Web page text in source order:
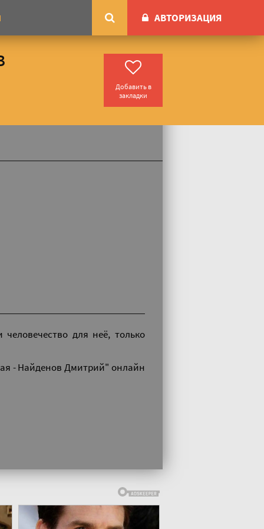
АВТОРИЗАЦИЯ
Добавить в
закладки
для неё, только
- Найденов Дмитрий" онлайн